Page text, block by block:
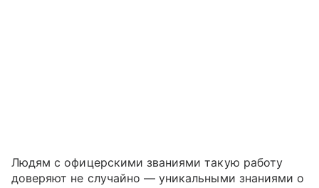
Людям с офицерскими званиями такую работу
доверяют не случайно — уникальными знаниями о